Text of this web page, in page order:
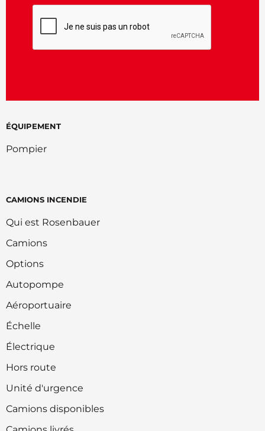
ÉQUIPEMENT
Pompier
CAMIONS INCENDIE
Qui est Rosenbauer
Camions
Options
Autopompe
Aéroportuaire
Échelle
Électrique
Hors route
Unité d'urgence
Camions disponibles